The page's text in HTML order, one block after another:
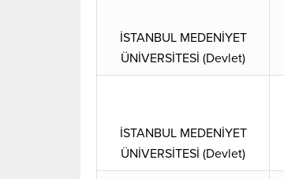
İSTANBUL MEDENİYET
ÜNİVERSİTESİ (Devlet)
İSTANBUL MEDENİYET
ÜNİVERSİTESİ (Devlet)